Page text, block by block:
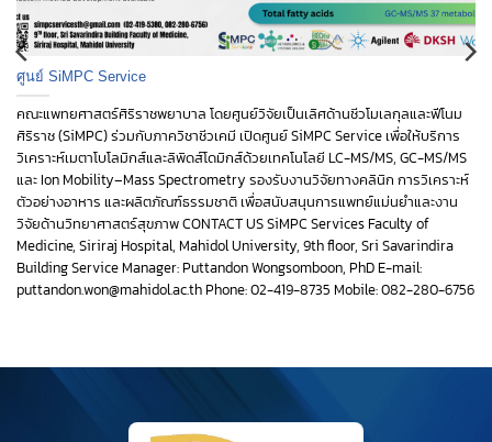
ศูนย์ SiMPC Service
คณะแพทยศาสตร์ศิริราชพยาบาล โดยศูนย์วิจัยเป็นเลิศด้านชีวโมเลกุลและฟีโนม
ศิริราช (SiMPC) ร่วมกับภาควิชาชีวเคมี เปิดศูนย์ SiMPC Service เพื่อให้บริการ
วิเคราะห์เมตาโบโลมิกส์และลิพิดส์โดมิกส์ด้วยเทคโนโลยี LC-MS/MS, GC-MS/MS
และ Ion Mobility–Mass Spectrometry รองรับงานวิจัยทางคลินิก การวิเคราะห์
ตัวอย่างอาหาร และผลิตภัณฑ์ธรรมชาติ เพื่อสนับสนุนการแพทย์แม่นยำและงาน
วิจัยด้านวิทยาศาสตร์สุขภาพ CONTACT US SiMPC Services Faculty of
Medicine, Siriraj Hospital, Mahidol University, 9th floor, Sri Savarindira
Building Service Manager: Puttandon Wongsomboon, PhD E-mail:
puttandon.won@mahidol.ac.th Phone: 02-419-8735 Mobile: 082-280-6756